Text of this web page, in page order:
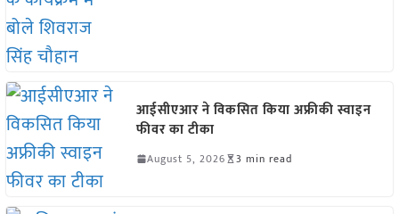
आईसीएआर ने विकसित किया अफ्रीकी स्वाइन
फीवर का टीका
August 5, 2026 3 min read